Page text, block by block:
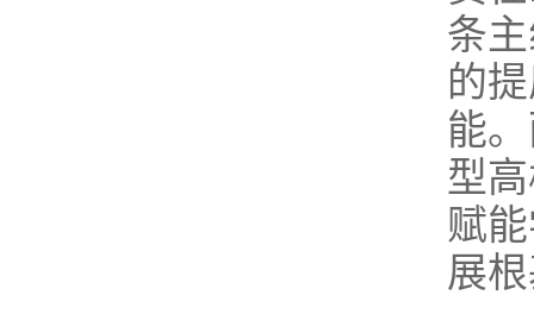
条
的
能
型
赋
展